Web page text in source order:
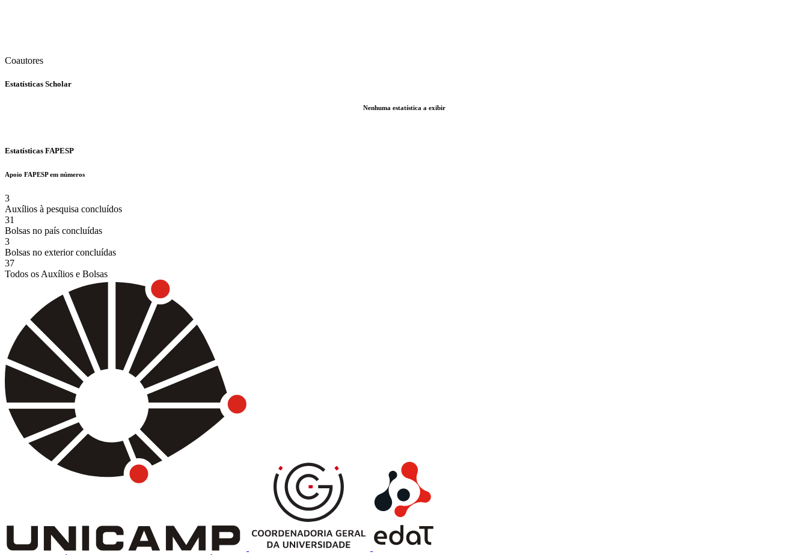
Coautores
Estatísticas Scholar
Nenhuma estatística a exibir
Estatísticas FAPESP
Apoio FAPESP em números
3
Auxílios à pesquisa concluídos
31
Bolsas no país concluídas
3
Bolsas no exterior concluídas
37
Todos os Auxílios e Bolsas